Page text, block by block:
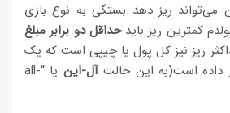
می‌تواند ریز دهد بستگی به نوع بازی
کمترین ریز بایدحداقل دو برابر مبلغ
ریز نیز کل پول یا چیپی است که یک
داده است(به این حالتآل-این
یا “all-